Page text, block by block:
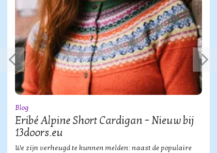
Blog
Eribé Alpine Short Cardigan – Nieuw bij
13doors.eu
We zijn verheugd te kunnen melden: naast de populaire